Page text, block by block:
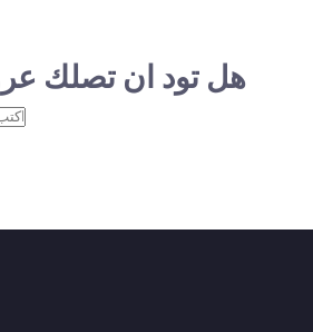
هل تود ان تصلك